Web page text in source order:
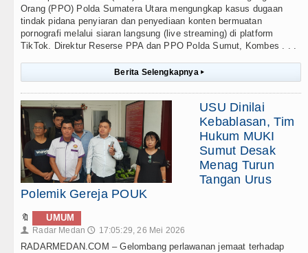
Orang (PPO) Polda Sumatera Utara mengungkap kasus dugaan
tindak pidana penyiaran dan penyediaan konten bermuatan
pornografi melalui siaran langsung (live streaming) di platform
TikTok. Direktur Reserse PPA dan PPO Polda Sumut, Kombes . . .
Berita Selengkapnya ▸
USU Dinilai
Kebablasan, Tim
Hukum MUKI
Sumut Desak
Menag Turun
Tangan Urus
Polemik Gereja POUK
🔖 UMUM
👤 Radar Medan 🕔 17:05:29, 26 Mei 2026
RADARMEDAN.COM – Gelombang perlawanan jemaat terhadap